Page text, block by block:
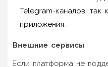
Telegram-каналов, так
приложения.
Внешние сервисы
Если платформа не